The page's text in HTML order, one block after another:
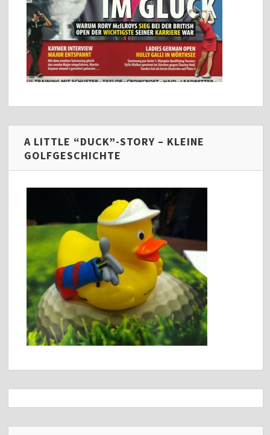
A LITTLE “DUCK”-STORY – KLEINE
GOLFGESCHICHTE